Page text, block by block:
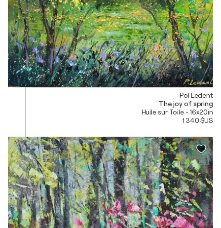
Pol Ledent
The joy of spring
Huile sur Toile - 16x20in
1 340 $US